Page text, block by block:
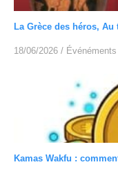
La Grèce des héros, Au
18/06/2026 / Événéments
Kamas Wakfu :